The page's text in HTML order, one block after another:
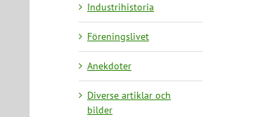
Industrihistoria
Föreningslivet
Anekdoter
Diverse artiklar och
bilder